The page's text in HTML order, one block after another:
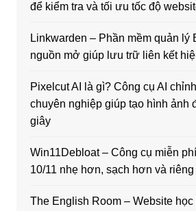
để kiểm tra và tối ưu tốc độ
Linkwarden – Phần mềm quản lý
nguồn mở giúp lưu trữ liên kết
Pixelcut AI là gì? Công cụ AI
chuyên nghiệp giúp tạo hình ảnh
giây
Win11Debloat – Công cụ miễn
10/11 nhẹ hơn, sạch hơn và
The English Room – Website học